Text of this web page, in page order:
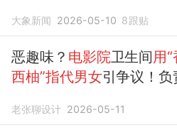
大象新闻 2026-05-10 8跟贴
恶趣味？ 电影院卫生间用
西柚”指代男女引争议！负
老张聊设计 2026-05-11